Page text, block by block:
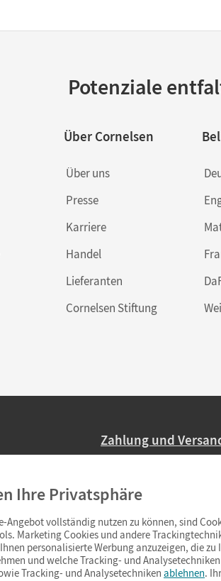
Potenziale
Über Cornelsen
Über uns
Presse
Karriere
Handel
Lieferanten
Cornelsen Stiftung
Zahlung und
Ab 59,– EUR
(Lieferung in 3–6
Ihre Privatsphäre
Angebot vollständig nutzen zu können, sind
Marketing Cookies und andere
personalisierte Werbung anzuzeigen, die
und welche Tracking- und
Tracking- und Analysetechniken ablehnen.